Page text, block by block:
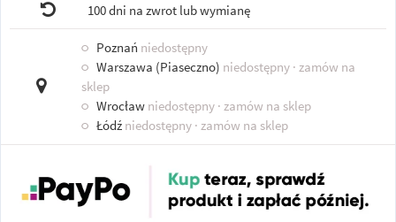
100 dni na zwrot lub wymianę
○ Poznań niedostępny
○ Warszawa (Piaseczno) niedostępny · zamów na
sklep
○ Wrocław niedostępny · zamów na sklep
○ Łódź niedostępny · zamów na sklep